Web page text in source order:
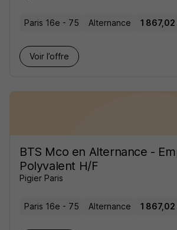
Paris 16e - 75 Alternance 1
Voir l’offre
BTS Mco en Alternance -
Polyvalent H/F
Pigier Paris
Paris 16e - 75 Alternance 1